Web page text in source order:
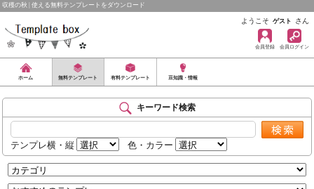
収穫の秋 | 使える無料テンプレートをダウンロード
ようこそ ゲスト さん
会員登録 会員ログイン
ホーム 無料テンプレート 有料テンプレート 豆知識・情報
キーワード検索
テンプレ横・縦 色・カラー